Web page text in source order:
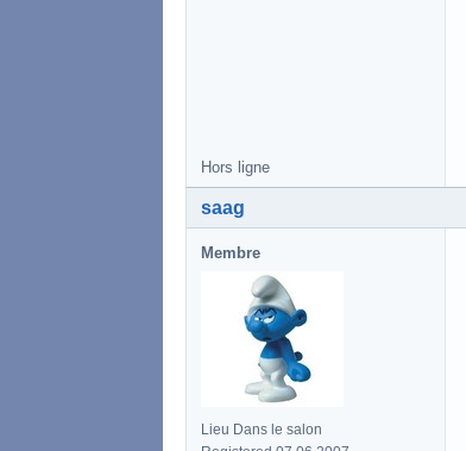
Hors ligne
saag
Membre
Lieu Dans le salon